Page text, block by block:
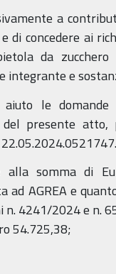
a
di concedere ai
da
integrante e
le domande
presente
somma di
ad AGREA e
4241/2024 e n.
54.725,38;